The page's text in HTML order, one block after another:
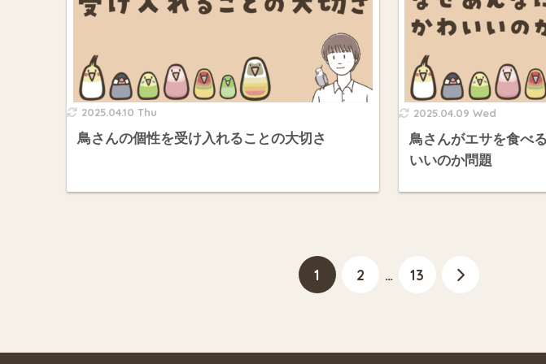
2025.04.10 Thu
鳥さんの個性を受け入れることの大切さ
2025.04.09 Wed
鳥さんがエサを食べ
いいのか問題
1 2 … 13